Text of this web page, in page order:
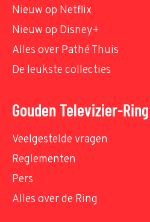
Nieuw op Netflix
Nieuw op Disney+
Alles over Pathé Thuis
De leukste collecties
Gouden Televizier-Ring
Veelgestelde vragen
Reglementen
Pers
Alles over de Ring